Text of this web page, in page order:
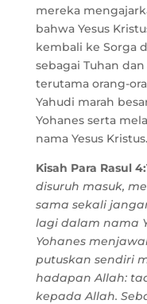
mereka
bahwa Yesus
kembali ke Sorga
sebagai Tuhan
terutama orang-
Yahudi marah
Yohanes serta
nama Yesus Kristus.
Kisah Para Rasul
disuruh masuk,
sama sekali
lagi dalam nama
Yohanes
putuskan sendiri
hadapan Allah:
kepada Allah.